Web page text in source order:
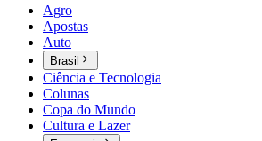
Agro
Apostas
Auto
Brasil
Ciência e Tecnologia
Colunas
Copa do Mundo
Cultura e Lazer